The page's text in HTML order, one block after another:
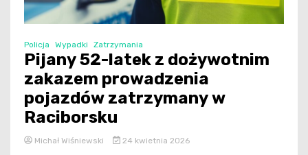
Policja Wypadki Zatrzymania
Pijany 52-latek z dożywotnim
zakazem prowadzenia
pojazdów zatrzymany w
Raciborsku
Michał Wiśniewski 24 kwietnia 2026